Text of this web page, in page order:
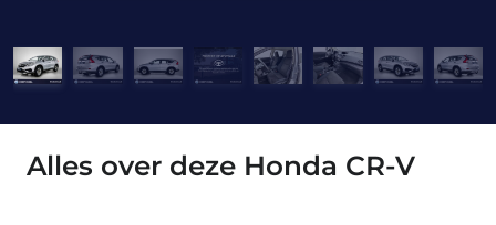
Alles over deze Honda CR-V